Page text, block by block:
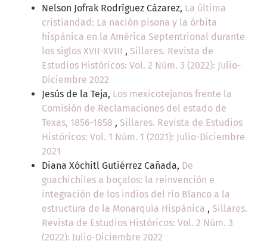
Nelson Jofrak Rodríguez Cázarez, La última
cristiandad: La nación pisona y la órbita
hispánica en la América Septentrional durante
los siglos XVII-XVIII , Sillares. Revista de
Estudios Históricos: Vol. 2 Núm. 3 (2022): Julio-
Diciembre 2022
Jesús de la Teja, Los mexicotejanos frente la
Comisión de Reclamaciones del estado de
Texas, 1856-1858 , Sillares. Revista de Estudios
Históricos: Vol. 1 Núm. 1 (2021): Julio-Diciembre
2021
Diana Xóchitl Gutiérrez Cañada, De
guachichiles a boçalos: la reinvención e
integración de los indios del río Blanco a la
estructura de la Monarquía Hispánica , Sillares.
Revista de Estudios Históricos: Vol. 2 Núm. 3
(2022): Julio-Diciembre 2022